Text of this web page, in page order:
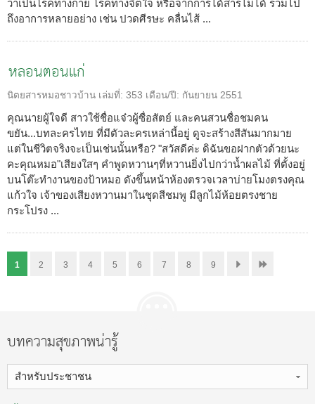
ว่าเป็นโรคทางกาย โรคทางจิตใจ หรือจากการได้สารไม่ได้ รวมไป
ถึงอาการหลายอย่าง เช่น ปวดศีรษะ คลื่นไส้ ...
หลอนตอนแก่
นิตยสารหมอชาวบ้าน เล่มที่: 353 เดือน/ปี: กันยายน 2551
คุณนายผู้ใจดี สาวใช้ชื่อแจ๋วผู้ซื่อสัตย์ และคนสวนชื่อชมคน
ขยัน...บทละครไทย ที่มีตัวละครเหล่านี้อยู่ ดูจะสร้างสีสันมากมาย
แต่ในชีวิตจริงจะเป็นเช่นนั้นหรือ? "สวัสดีค่ะ ดิฉันขอฝากตัวด้วยนะ
คะคุณหมอ"เสียงใสๆ คำพูดหวานๆที่หวานยิ่งไปกว่าน้ำผลไม้ ที่ตั้งอยู่
บนโต๊ะทำงานของป้าหมอ ดังขึ้นหน้าห้องตรวจเวลาบ่ายโมงตรงคุณ
แก้วใจ เจ้าของเสียงหวานมาในชุดสีชมพู มีลูกไม้ห้อยตรงชาย
กระโปรง ...
1 2 3 4 5 6 7 8 9
บทความสุขภาพน่ารู้
สำหรับประชาชน